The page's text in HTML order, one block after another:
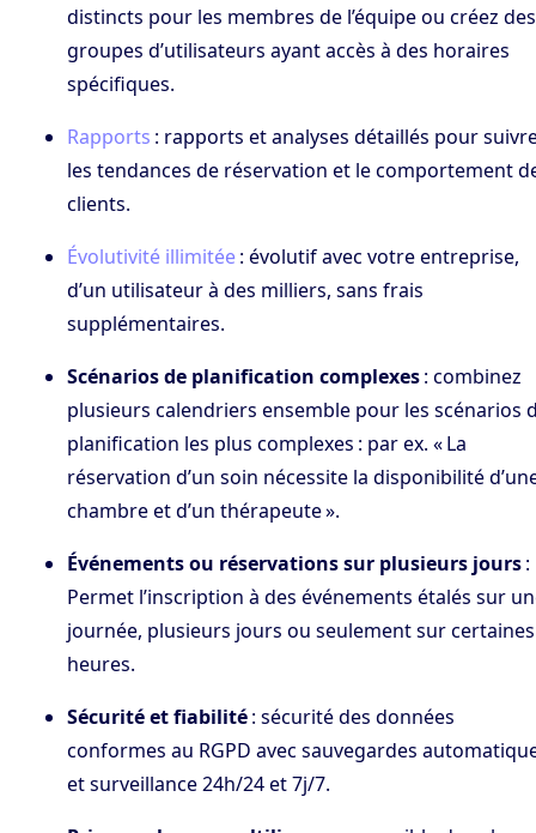
distincts pour les membres de l’équipe ou créez des
groupes d’utilisateurs ayant accès à des horaires
spécifiques.
Rapports : rapports et analyses détaillés pour
les tendances de réservation et le comportement
clients.
Évolutivité illimitée: évolutif avec votre entreprise,
d’un utilisateur à des milliers, sans frais
supplémentaires.
Scénarios de planification complexes: combinez
plusieurs calendriers ensemble pour les scénarios
planification les plus complexes : par ex. « La
réservation d’un soin nécessite la disponibilité
chambre et d’un thérapeute ».
Événements ou réservations sur plusieurs jours:
Permet l’inscription à des événements étalés sur
journée, plusieurs jours ou seulement sur certaines
heures.
Sécurité et fiabilité: sécurité des données
conformes au RGPD avec sauvegardes
et surveillance 24h/24 et 7j/7.